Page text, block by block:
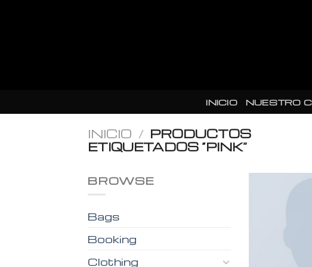
INICIO NUESTRO
INICIO / PRODUCTOS
ETIQUETADOS “PINK”
BROWSE
Bags
Booking
Clothing